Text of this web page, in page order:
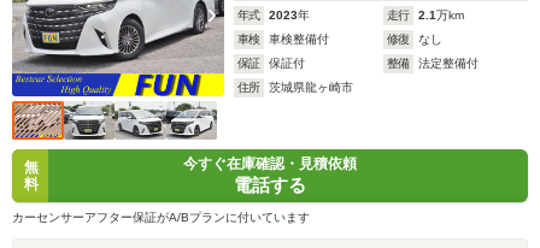
年式 2023年 走行 2.1万km
車検
車検整備付 修復
なし
保証
保証付 整備
法定整備付
住所
茨城県龍ヶ崎市
無
料
今すぐ在庫確認・見積依頼
電話する
カーセンサーアフター保証がA/Bプランに付いています